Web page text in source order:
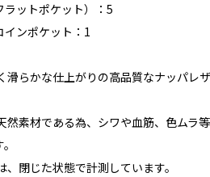
ラットポケット）：5
インポケット：1
滑らかな仕上がりの高品質なナッパレ
然素材である為、シワや血筋、色ムラ
、閉じた状態で計測しています。